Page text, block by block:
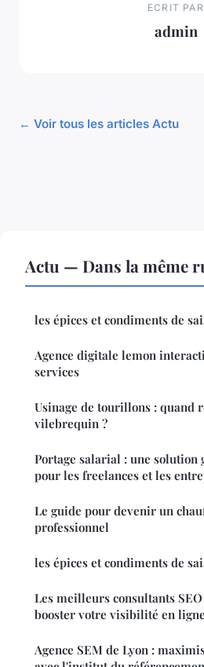
ECRIT PAR
admin
← Voir tous les articles Actu
Actu — Dans la même
les épices et condiments de
Agence digitale lemon
services
Usinage de tourillons : quand
vilebrequin ?
Portage salarial : une solution
pour les freelances et les
Le guide pour devenir un
professionnel
les épices et condiments de
Les meilleurs consultants SEO
booster votre visibilité en ligne
Agence SEM de Lyon :